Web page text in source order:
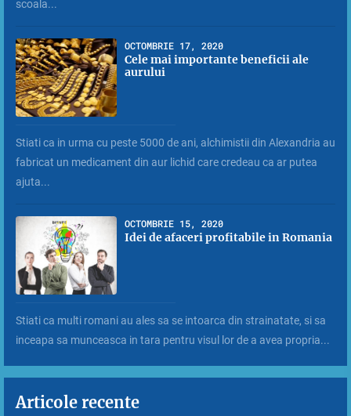
scoala...
OCTOMBRIE 17, 2020
Cele mai importante beneficii ale
aurului
Stiati ca in urma cu peste 5000 de ani, alchimistii din Alexandria au
fabricat un medicament din aur lichid care credeau ca ar putea
ajuta...
OCTOMBRIE 15, 2020
Idei de afaceri profitabile in Romania
Stiati ca multi romani au ales sa se intoarca din strainatate, si sa
inceapa sa munceasca in tara pentru visul lor de a avea propria...
Articole recente